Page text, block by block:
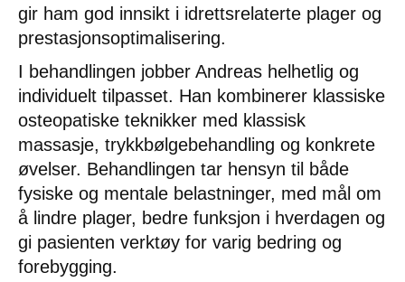
gir ham god innsikt i idrettsrelaterte plager og
prestasjonsoptimalisering.
I behandlingen jobber Andreas helhetlig og
individuelt tilpasset. Han kombinerer klassiske
osteopatiske teknikker med klassisk
massasje, trykkbølgebehandling og konkrete
øvelser. Behandlingen tar hensyn til både
fysiske og mentale belastninger, med mål om
å lindre plager, bedre funksjon i hverdagen og
gi pasienten verktøy for varig bedring og
forebygging.